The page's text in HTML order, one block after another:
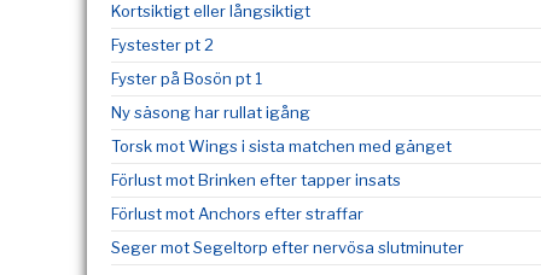
Kortsiktigt eller långsiktigt
Fystester pt 2
Fyster på Bosön pt 1
Ny säsong har rullat igång
Torsk mot Wings i sista matchen med gänget
Förlust mot Brinken efter tapper insats
Förlust mot Anchors efter straffar
Seger mot Segeltorp efter nervösa slutminuter